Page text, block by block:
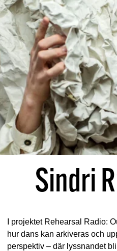
Sindri
I projektet Rehearsal Radio:
hur dans kan arkiveras och
perspektiv – där lyssnandet